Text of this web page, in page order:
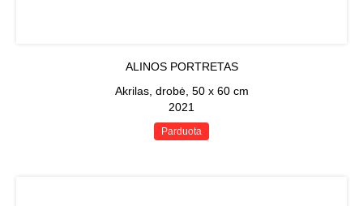
ALINOS PORTRETAS
Akrilas, drobė, 50 x 60 cm
2021
Parduota